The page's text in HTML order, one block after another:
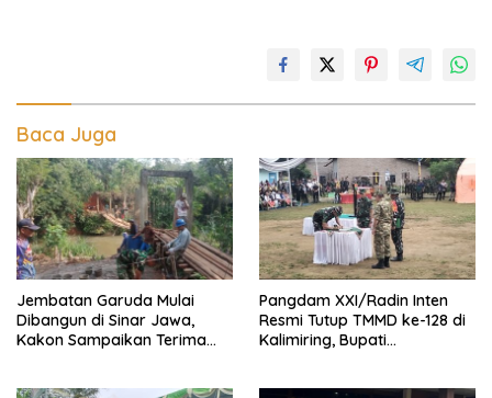
Baca Juga
Jembatan Garuda Mulai
Dibangun di Sinar Jawa,
Kakon Sampaikan Terima
Pangdam XXI/Radin Inten
Resmi Tutup TMMD ke-128 di
Kalimiring, Bupati